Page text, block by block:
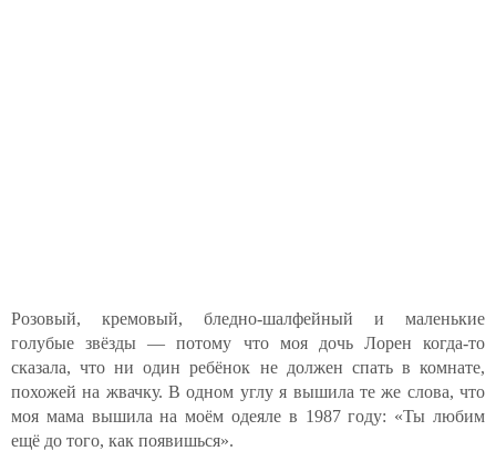
Розовый, кремовый, бледно-шалфейный и маленькие
голубые звёзды — потому что моя дочь Лорен когда-то
сказала, что ни один ребёнок не должен спать в комнате,
похожей на жвачку. В одном углу я вышила те же слова, что
моя мама вышила на моём одеяле в 1987 году: «Ты любим
ещё до того, как появишься».